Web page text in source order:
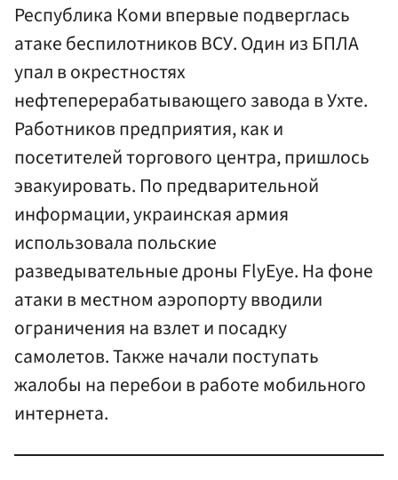
Республика Коми впервые подверглась
атаке беспилотников ВСУ. Один из БПЛА
упал в окрестностях
нефтеперерабатывающего завода в Ухте.
Работников предприятия, как и
посетителей торгового центра, пришлось
эвакуировать. По предварительной
информации, украинская армия
использовала польские
разведывательные дроны FlyEye. На фоне
атаки в местном аэропорту вводили
ограничения на взлет и посадку
самолетов. Также начали поступать
жалобы на перебои в работе мобильного
интернета.